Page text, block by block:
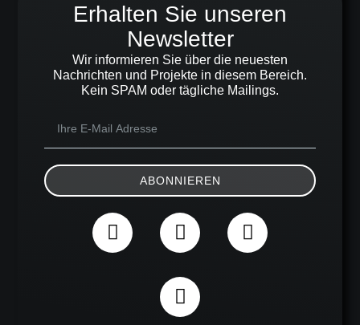
Erhalten Sie unseren
Newsletter
Wir informieren Sie über die neuesten
Nachrichten und Projekte in diesem Bereich.
Kein SPAM oder tägliche Mailings.
ABONNIEREN